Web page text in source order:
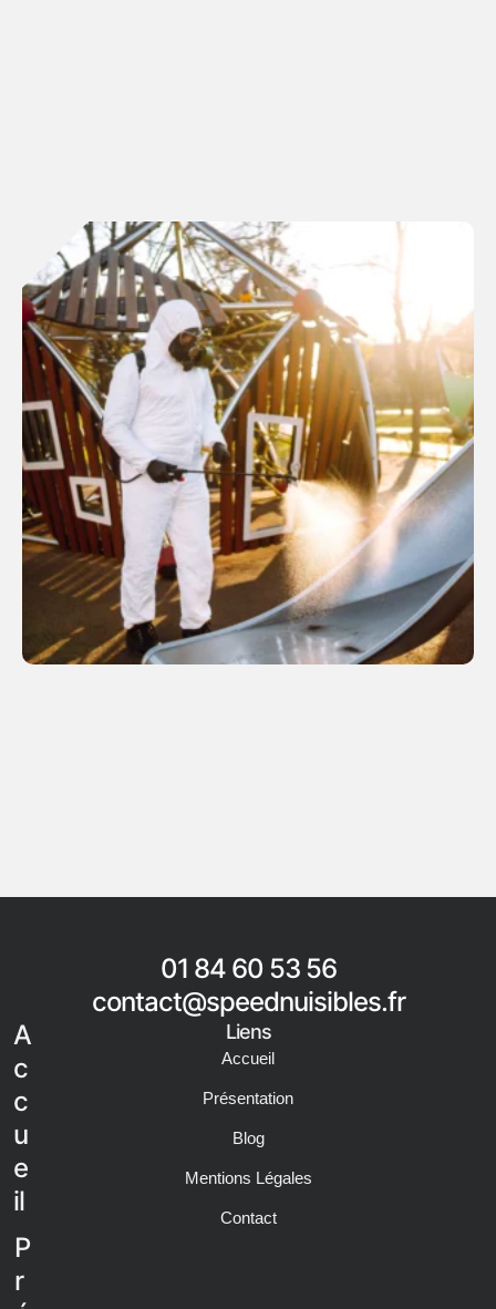
01 84 60 53 56
contact@speednuisibles.fr
A
c
c
u
e
il
P
r
Liens
Accueil
Présentation
Blog
Mentions Légales
Contact